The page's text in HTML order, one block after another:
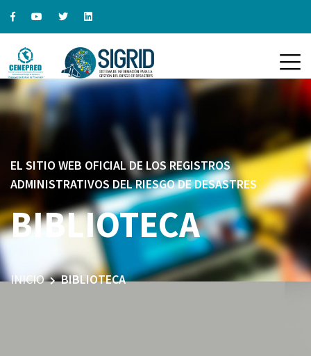
EL SITIO WEB OFICIAL DE LOS REGISTROS
ADMINISTRATIVOS DEL RIESGO DE DESASTRES
BIBLIOTECA
INICIO BIBLIOTECA